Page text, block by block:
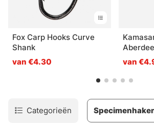
Fox Carp Hooks Curve
Shank
van €4.30
van
Categorieën